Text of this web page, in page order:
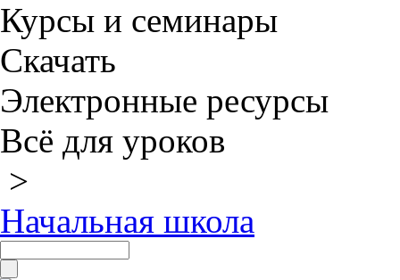
Курсы и семинары
Скачать
Электронные ресурсы
Всё для уроков
>
Начальная школа